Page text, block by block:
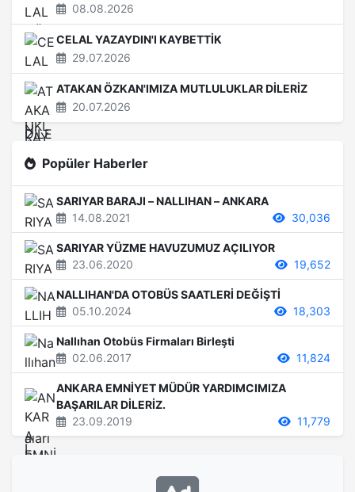
08.08.2026
CELAL YAZAYDIN'I KAYBETTİK
29.07.2026
ATAKAN ÖZKAN'IMIZA MUTLULUKLAR DİLERİZ
20.07.2026
Popüler Haberler
SARIYAR BARAJI – NALLIHAN – ANKARA
14.08.2021
30,036
SARIYAR YÜZME HAVUZUMUZ AÇILIYOR
23.06.2020
19,652
NALLIHAN'DA OTOBÜS SAATLERİ DEĞİŞTİ
05.10.2024
18,303
Nallıhan Otobüs Firmaları Birleşti
02.06.2017
11,824
ANKARA EMNİYET MÜDÜR YARDIMCIMIZA
BAŞARILAR DİLERİZ.
23.09.2019
11,779